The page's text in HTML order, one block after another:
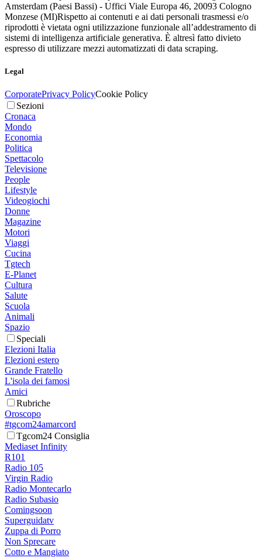
Amsterdam (Paesi Bassi) - Uffici Viale Europa 46, 20093 Cologno
Monzese (MI)Rispetto ai contenuti e ai dati personali trasmessi e/o
riprodotti è vietata ogni utilizzazione funzionale all’addestramento di
sistemi di intelligenza artificiale generativa. È altresì fatto divieto
espresso di utilizzare mezzi automatizzati di data scraping.
Legal
CorporatePrivacy PolicyCookie Policy
Sezioni
Cronaca
Mondo
Economia
Politica
Spettacolo
Televisione
People
Lifestyle
Videogiochi
Donne
Magazine
Motori
Viaggi
Cucina
Tgtech
E-Planet
Cultura
Salute
Scuola
Animali
Spazio
Speciali
Elezioni Italia
Elezioni estero
Grande Fratello
L'isola dei famosi
Amici
Rubriche
Oroscopo
#tgcom24amarcord
Tgcom24 Consiglia
Mediaset Infinity
R101
Radio 105
Virgin Radio
Radio Montecarlo
Radio Subasio
Comingsoon
Superguidatv
Zuppa di Porro
Non Sprecare
Cotto e Mangiato